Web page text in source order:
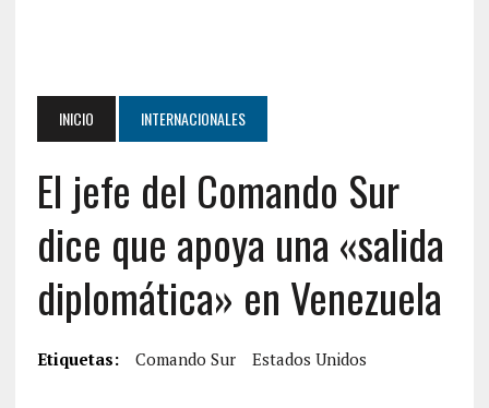
INICIO INTERNACIONALES
El jefe del Comando Sur
dice que apoya una «salida
diplomática» en Venezuela
Etiquetas: Comando Sur Estados Unidos